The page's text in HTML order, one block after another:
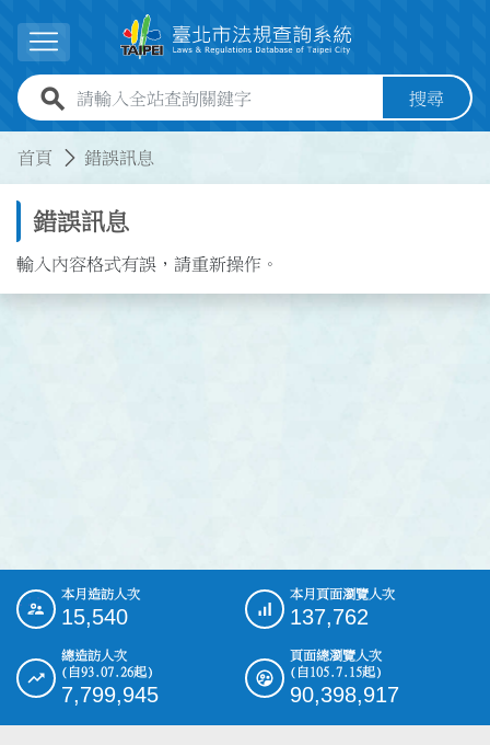
展開選單
全站查詢關鍵字欄位 搜尋
首頁 錯誤訊息
錯誤訊息
輸入內容格式有誤，請重新操作。
::: 本月造訪人次
15,540
本月頁面瀏覽人次
137,762
總造訪人次
(自93.07.26起)
7,799,945
頁面總瀏覽人次
(自105.7.15起)
90,398,917